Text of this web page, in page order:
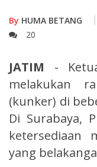
By HUMA BETANG
20
JATIM -
melakukan
(kunker) di
Di Surabaya,
ketersediaan
yang